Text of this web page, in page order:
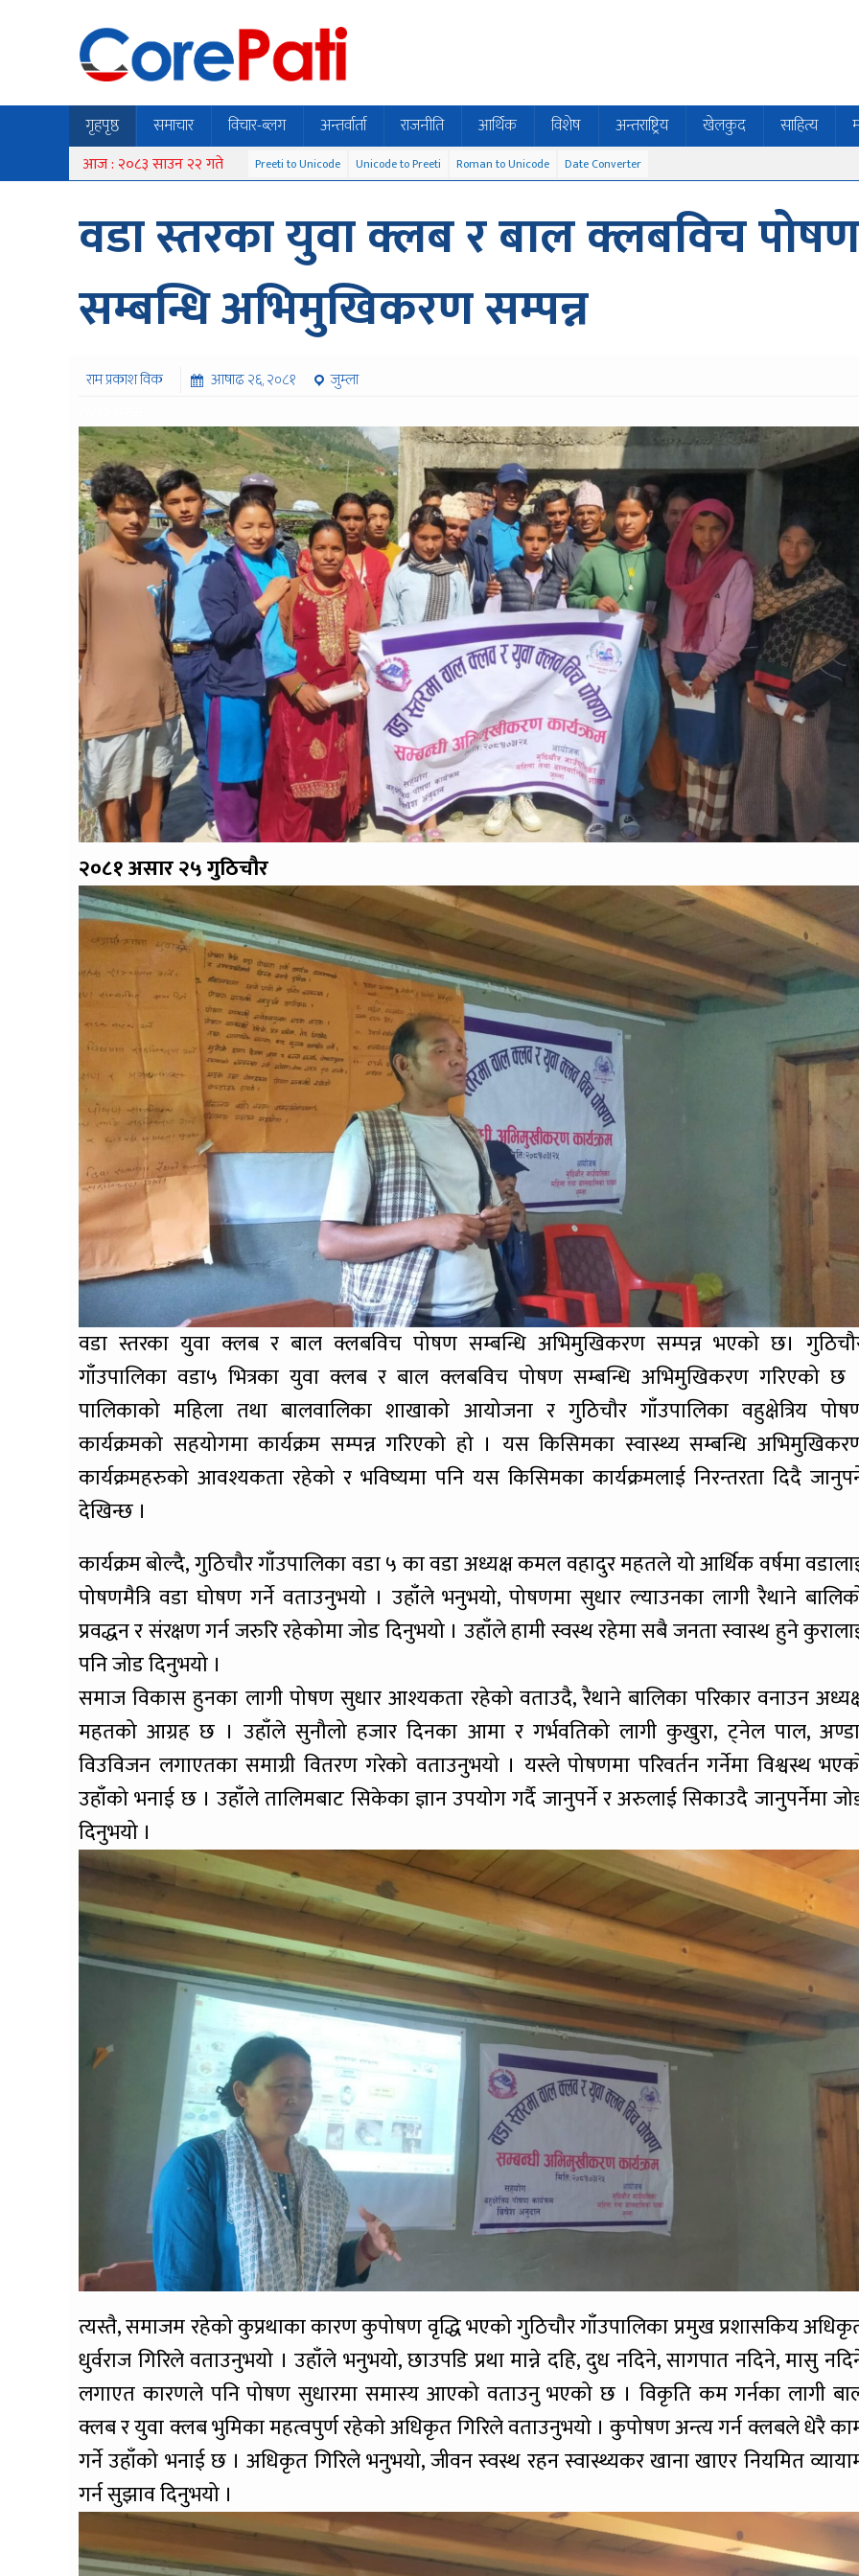
गृहपृष्ठ समाचार विचार-ब्लग अन्तर्वार्ता राजनीति आर्थिक विशेष अन्तराष्ट्रिय खेलकुद साहित्य
आज : २०८३ साउन २२ गते Preeti to Unicode Unicode to Preeti Roman to Unicode Date Converter
वडा स्तरका युवा क्लब र बाल क्लबविच पोषण
सम्बन्धि अभिमुखिकरण सम्पन्न
राम प्रकाश विक आषाढ २६, २०८१
जुम्ला
२०८१ असार २५ गुठिचौर
वडा स्तरका युवा क्लब र बाल क्लबविच पोषण सम्बन्धि अभिमुखिकरण सम्पन्न भएको छ।
गाँउपालिका वडा५ भित्रका युवा क्लब र बाल क्लबविच पोषण सम्बन्धि अभिमुखिकरण गरिएको छ
पालिकाको महिला तथा बालवालिका शाखाको आयोजना र गुठिचौर गाँउपालिका वहुक्षेत्रिय
कार्यक्रमको सहयोगमा कार्यक्रम सम्पन्न गरिएको हो । यस किसिमका स्वास्थ्य सम्बन्धि
कार्यक्रमहरुको आवश्यकता रहेको र भविष्यमा पनि यस किसिमका कार्यक्रमलाई निरन्तरता दिदै
देखिन्छ ।
कार्यक्रम बोल्दै, गुठिचौर गाँउपालिका वडा ५ का वडा अध्यक्ष कमल वहादुर महतले यो आर्थिक वर्षमा
पोषणमैत्रि वडा घोषण गर्ने वताउनुभयो । उहाँले भनुभयो, पोषणमा सुधार ल्याउनका लागी रैथाने
प्रवद्धन र संरक्षण गर्न जरुरि रहेकोमा जोड दिनुभयो । उहाँले हामी स्वस्थ रहेमा सबै जनता स्वास्थ हुने
पनि जोड दिनुभयो ।
समाज विकास हुनका लागी पोषण सुधार आश्यकता रहेको वताउदै, रैथाने बालिका परिकार वनाउन
महतको आग्रह छ । उहाँले सुनौलो हजार दिनका आमा र गर्भवतिको लागी कुखुरा, ट्नेल पाल,
विउविजन लगाएतका समाग्री वितरण गरेको वताउनुभयो । यस्ले पोषणमा परिवर्तन गर्नेमा विश्वस्थ
उहाँको भनाई छ । उहाँले तालिमबाट सिकेका ज्ञान उपयोग गर्दै जानुपर्ने र अरुलाई सिकाउदै जानुपर्नेमा
दिनुभयो ।
त्यस्तै, समाजम रहेको कुप्रथाका कारण कुपोषण वृद्धि भएको गुठिचौर गाँउपालिका प्रमुख प्रशासकिय
धुर्वराज गिरिले वताउनुभयो । उहाँले भनुभयो, छाउपडि प्रथा मान्ने दहि, दुध नदिने, सागपात नदिने, मासु
लगाएत कारणले पनि पोषण सुधारमा समास्य आएको वताउनु भएको छ । विकृति कम गर्नका लागी
क्लब र युवा क्लब भुमिका महत्वपुर्ण रहेको अधिकृत गिरिले वताउनुभयो । कुपोषण अन्त्य गर्न क्लबले धेरै
गर्ने उहाँको भनाई छ । अधिकृत गिरिले भनुभयो, जीवन स्वस्थ रहन स्वास्थ्यकर खाना खाएर नियमित
गर्न सुझाव दिनुभयो ।